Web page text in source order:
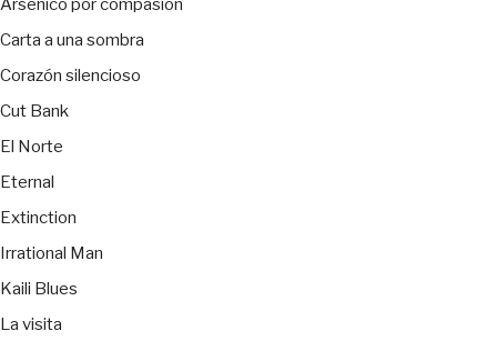
Arsénico por compasión
Carta a una sombra
Corazón silencioso
Cut Bank
El Norte
Eternal
Extinction
Irrational Man
Kaili Blues
La visita